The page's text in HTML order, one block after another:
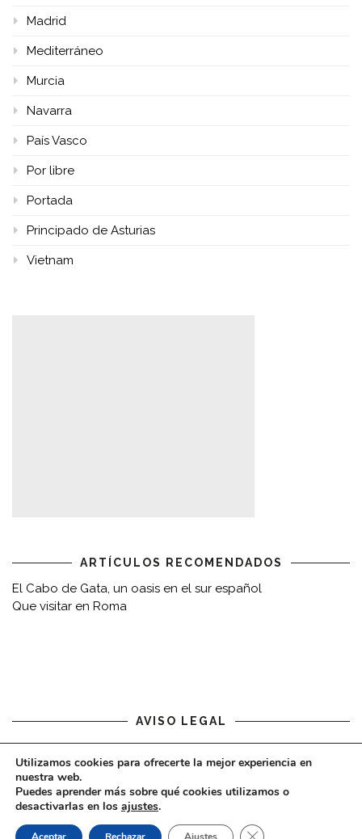
Madrid
Mediterráneo
Murcia
Navarra
País Vasco
Por libre
Portada
Principado de Asturias
Vietnam
ARTÍCULOS RECOMENDADOS
El Cabo de Gata, un oasis en el sur español
Que visitar en Roma
AVISO LEGAL
Aviso legal
Utilizamos cookies para ofrecerte la mejor experiencia en
nuestra web.
Puedes aprender más sobre qué cookies utilizamos o
desactivarlas en los ajustes.
CERRAR EL